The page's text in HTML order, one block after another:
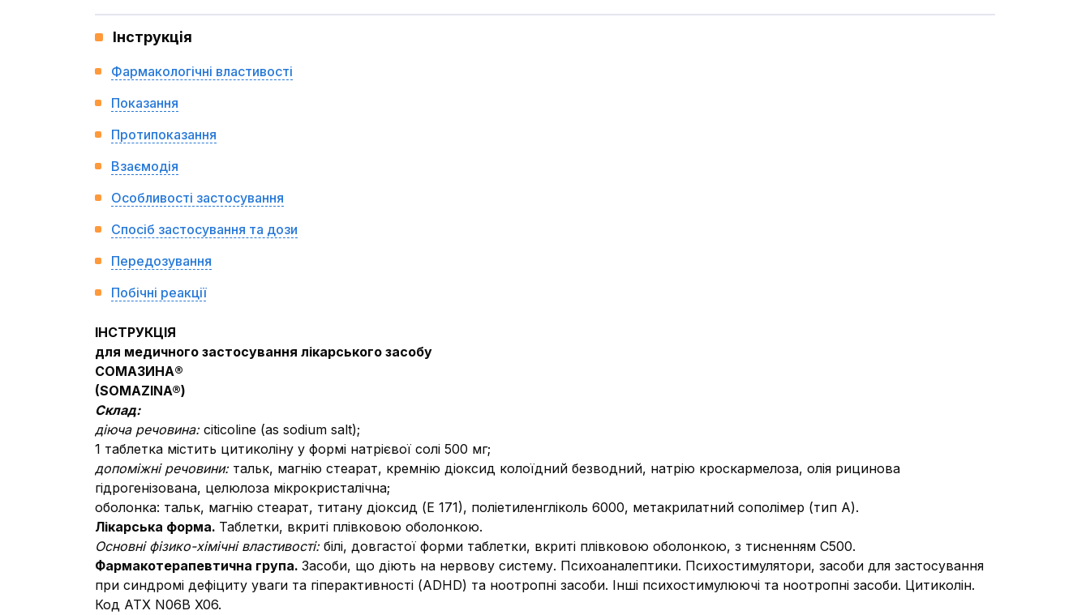
Інструкція
Фармакологічні властивості
Показання
Протипоказання
Взаємодія
Особливості застосування
Спосіб застосування та дози
Передозування
Побічні реакції
ІНСТРУКЦІЯ
для медичного застосування лікарського засобу
СОМАЗИНА®
(SOMAZINA®)
Склад:
діюча речовина: citicoline (as sodium salt);
1 таблетка містить цитиколіну у формі натрієвої солі 500 мг;
допоміжні речовини: тальк, магнію стеарат, кремнію діоксид колоїдний безводний, натрію кроскармелоза, олія рицинова
гідрогенізована, целюлоза мікрокристалічна;
оболонка: тальк, магнію стеарат, титану діоксид (Е 171), поліетиленгліколь 6000, метакрилатний сополімер (тип А).
Лікарська форма. Таблетки, вкриті плівковою оболонкою.
Основні фізико-хімічні властивості: білі, довгастої форми таблетки, вкриті плівковою оболонкою, з тисненням С500.
Фармакотерапевтична група. Засоби, що діють на нервову систему. Психоаналептики. Психостимулятори, засоби для застосування
при синдромі дефіциту уваги та гіперактивності (ADHD) та ноотропні засоби. Інші психостимулюючі та ноотропні засоби. Цитиколін.
Код АТХ N06B X06.